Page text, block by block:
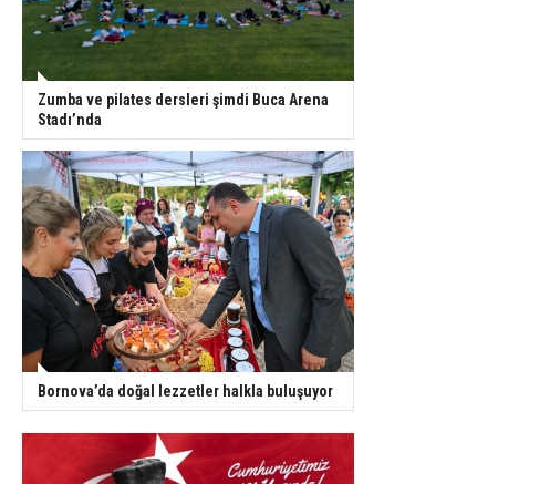
Zumba ve pilates dersleri şimdi Buca Arena
Stadı’nda
Bornova’da doğal lezzetler halkla buluşuyor